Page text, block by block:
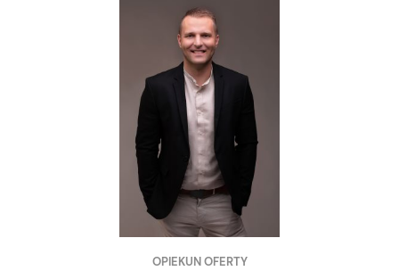
OPIEKUN OFERTY